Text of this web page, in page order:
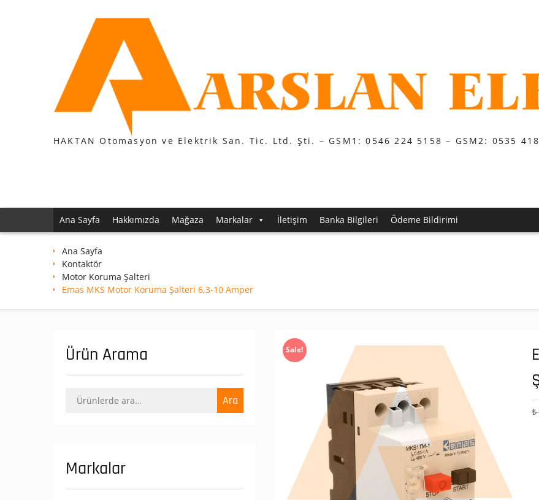
HAKTAN Otomasyon ve Elektrik San. Tic. Ltd. Şti. – GSM1: 0546 224 5158 – GSM2: 0535
Ana Sayfa Hakkımızda Mağaza Markalar İletişim Banka Bilgileri Ödeme Bildirimi
Ana Sayfa
Kontaktör
Motor Koruma Şalteri
Emas MKS Motor Koruma Şalteri 6,3-10 Amper
Sale!
₺
Ürün Arama
Ara: Ara
Markalar